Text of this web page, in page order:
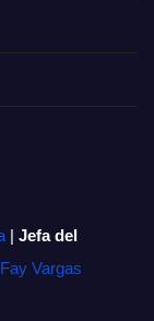
| Jefa del
Vargas